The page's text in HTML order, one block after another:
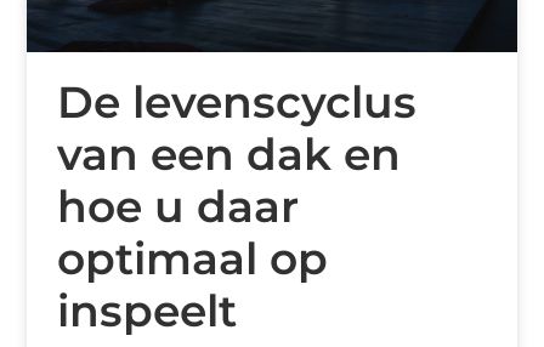
De levenscyclus
van een dak en
hoe u daar
optimaal op
inspeelt